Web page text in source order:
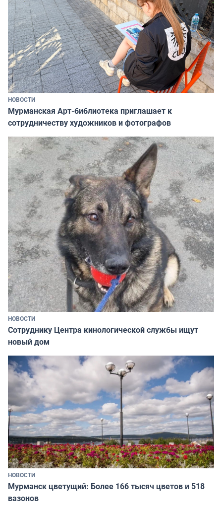
НОВОСТИ
Мурманская Арт-библиотека приглашает к
сотрудничеству художников и фотографов
НОВОСТИ
Сотруднику Центра кинологической службы ищут
новый дом
НОВОСТИ
Мурманск цветущий: Более 166 тысяч цветов и 518
вазонов